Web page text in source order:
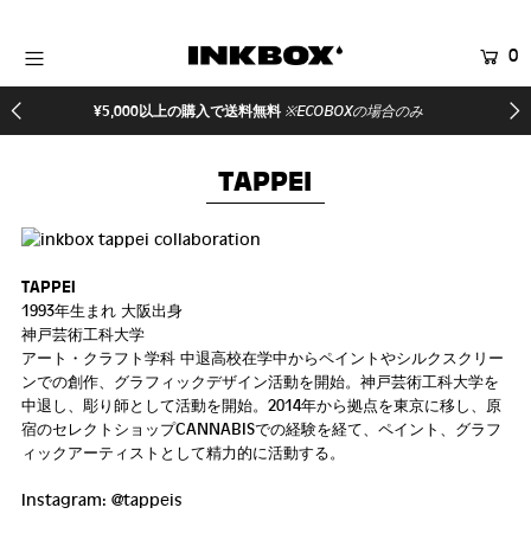
0
¥5,000以上の購入で送料無料 ※ECOBOXの場合のみ
TAPPEI
TAPPEI
1993年生まれ 大阪出身
神戸芸術工科大学
アート・クラフト学科 中退高校在学中からペイントやシルクスクリー
ンでの創作、グラフィックデザイン活動を開始。 神戸芸術工科大学を
中退し、彫り師として活動を開始。 2014年から拠点を東京に移し、原
宿のセレクトショップCANNABISでの経験を経て、ペイント、グラフ
ィックアーティストとして精力的に活動する。
Instagram: @tappeis
HOME
イベント
医療関係者向け製品
登録する